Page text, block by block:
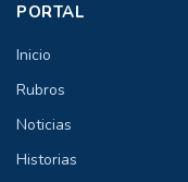
PORTAL
Inicio
Rubros
Noticias
Historias